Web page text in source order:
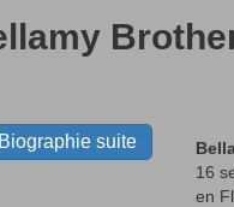
Biographie suite
16
en